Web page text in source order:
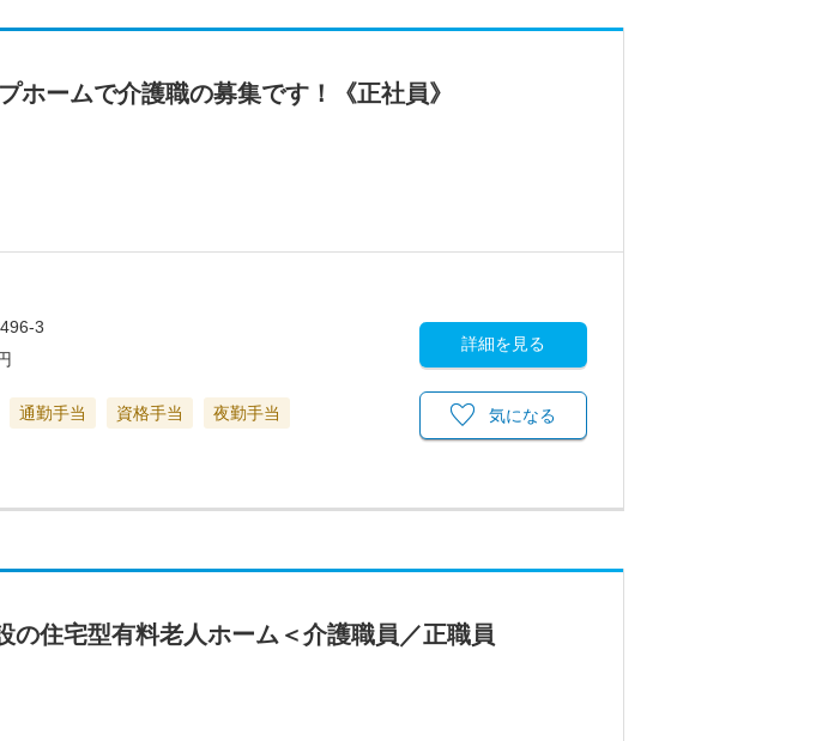
ホームで介護職の募集です！《正社員》
3
通勤手当 資格手当
夜勤手当
詳細を見る
気になる
住宅型有料老人ホーム＜介護職員／正職員